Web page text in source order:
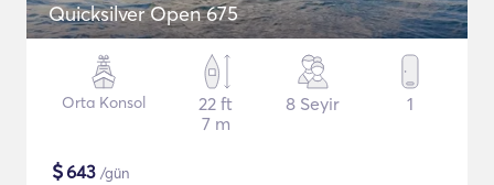
Quicksilver Open 675
Orta Konsol
22 ft
7 m
8 Seyir 1
$643 /gün